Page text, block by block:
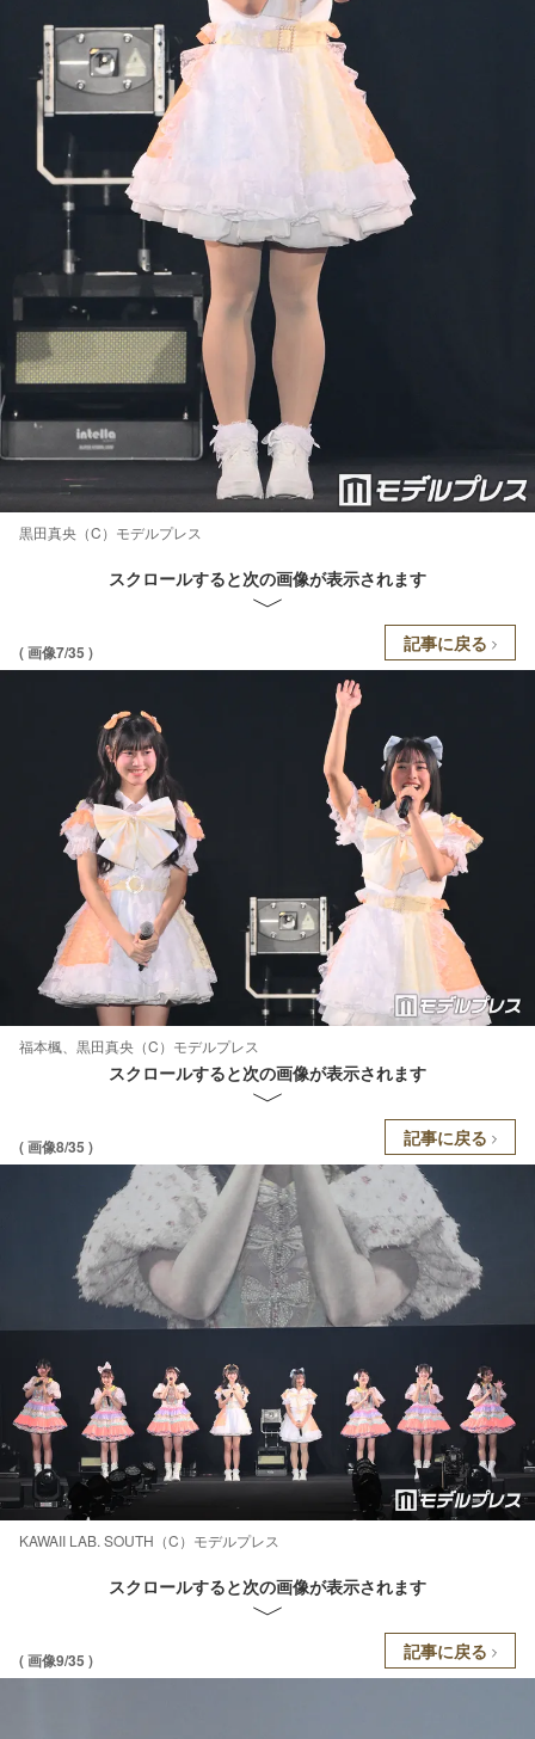
黒田真央（C）モデルプレス
スクロールすると次の画像が表示されます
( 画像7/35 ) 記事に戻る
福本楓、黒田真央（C）モデルプレス
スクロールすると次の画像が表示されます
( 画像8/35 ) 記事に戻る
KAWAII LAB. SOUTH（C）モデルプレス
スクロールすると次の画像が表示されます
( 画像9/35 ) 記事に戻る